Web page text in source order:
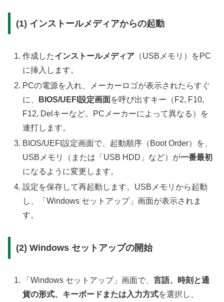
(1) インストールメディアからの起動
作成したインストールメディア （USBメモリ）をPC
に挿入します。
PCの電源を入れ、メーカーロゴが表示されたらすぐ
に、
BIOS/UEFI設定画面を呼び出すキー（F2, F10,
F12, Delキーなど。PCメーカーによって異なる）を
連打します。
BIOS/UEFI設定画面で、起動順序（Boot Order）を、
USBメモリ（または「USB HDD」など）が一番最初
になるように変更します。
設定を保存して再起動します。USBメモリから起動
し、「Windows セットアップ」画面が表示されま
す。
(2) Windows セットアップの開始
「Windows セットアップ」画面で、言語、時刻と通
貨の形式、キーボードまたは入力方式を選択し、